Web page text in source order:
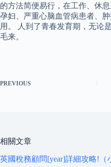
的方法简便易行，在工作、休
孕妇、严重心脑血管病患者、
用。 人到了青春发育期，无论
毛来。
PREVIOUS
相關文章
英國稅務顧問[year]詳細攻略!（